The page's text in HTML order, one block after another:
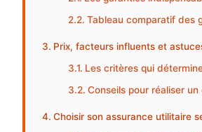
Tableau comparatif des
Prix, facteurs influents et
Les critères qui
Conseils pour réaliser
Choisir son assurance utilitaire